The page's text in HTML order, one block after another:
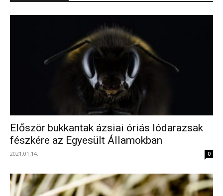
Először bukkantak ázsiai óriás lódarazsak
fészkére az Egyesült Államokban
2021.01.14. 0